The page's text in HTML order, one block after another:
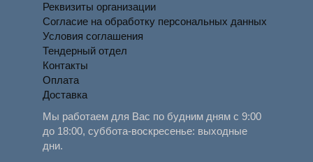
Реквизиты организации
Согласие на обработку персональных данных
Условия соглашения
Тендерный отдел
Контакты
Оплата
Доставка
Мы работаем для Вас по будним дням с 9:00
до 18:00, суббота-воскресенье: выходные
дни.